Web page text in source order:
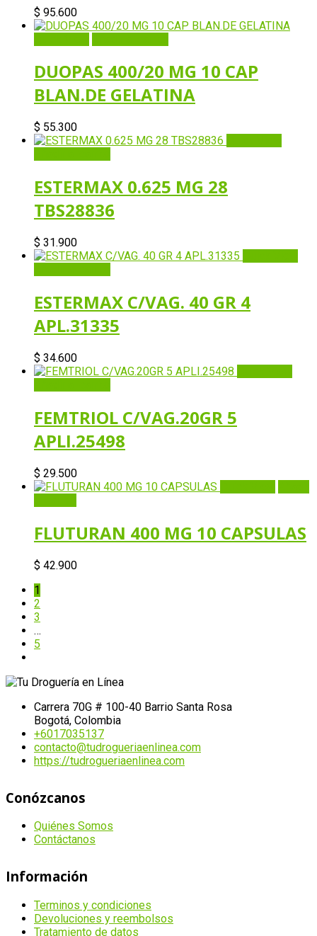
$ 95.600
DUOPAS 400/20 MG 10 CAP
BLAN.DE GELATINA
$ 55.300
ESTERMAX 0.625 MG 28
TBS28836
$ 31.900
ESTERMAX C/VAG. 40 GR 4
APL.31335
$ 34.600
FEMTRIOL C/VAG.20GR 5
APLI.25498
$ 29.500
FLUTURAN 400 MG 10 CAPSULAS
$ 42.900
1
2
3
…
5
Carrera 70G # 100-40 Barrio Santa Rosa
Bogotá, Colombia
+6017035137
contacto@tudrogueriaenlinea.com
https://tudrogueriaenlinea.com
Conózcanos
Quiénes Somos
Contáctanos
Información
Terminos y condiciones
Devoluciones y reembolsos
Tratamiento de datos